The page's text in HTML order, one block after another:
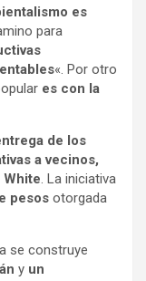
es
para
«. Por otro
es con la
de los
a vecinos,
. La iniciativa
pesos otorgada
se construye
y un